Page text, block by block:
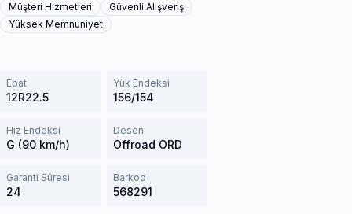
Müşteri Hizmetleri
Güvenli Alışveriş
Yüksek Memnuniyet
Ebat
12R22.5
Yük Endeksi
156/154
Hız Endeksi
G (90 km/h)
Desen
Offroad ORD
Garanti Süresi
24
Barkod
568291